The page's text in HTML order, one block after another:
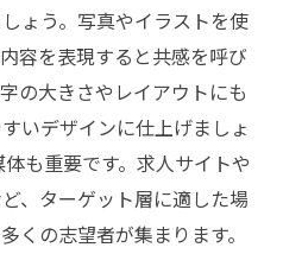
ょう。写真やイラストを使
容を表現すると共感を呼び
の大きさやレイアウトにも
いデザインに仕上げましょ
も重要です。求人サイトや
、ターゲット層に適した場
くの志望者が集まります。